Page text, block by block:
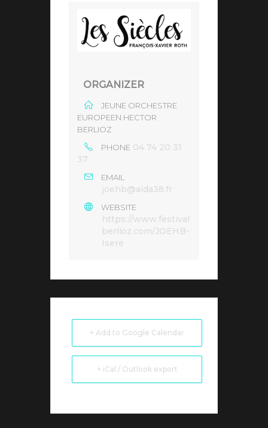
ORGANIZER
JEUNE ORCHESTRE
EUROPEEN HECTOR
BERLIOZ
PHONE 04 74 20 31
37
EMAIL
joehb@aida38.fr
WEBSITE
https://www.festival
berlioz.com/JOEHB-
Isere
+ Add to Google Calendar
+ iCal / Outlook export